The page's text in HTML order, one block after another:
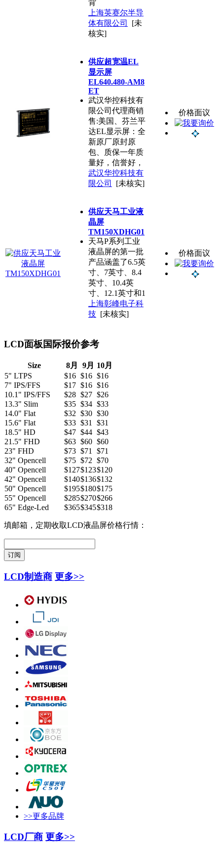
背
上海英赛尔半导
体有限公司
[未
核实]
供应超宽温EL
显示屏
EL640.480-AM8
ET
武汉华控科技有
限公司代理商销
售:美国、芬兰平
达EL显示屏：全
新原厂原封原
包、质保一年质
量好，信誉好，
武汉华控科技有
限公司
[未核实]
价格面议
供应天马工业液
晶屏
TM150XDHG01
天马P系列工业
液晶屏的第一批
产品涵盖了6.5英
寸、7英寸、8.4
英寸、10.4英
寸、12.1英寸和1
上海彰峰电子科
技 [未核实]
价格面议
LCD面板国际报价参考
Size 8月 9月 10月
5" LTPS
$16 $16 $16
7" IPS/FFS
$17 $16 $16
10.1" IPS/FFS
$28 $27 $26
13.3" Slim
$35 $34 $33
14.0" Flat
$32 $30 $30
15.6" Flat
$33 $31
$31
18.5" HD
$47 $44 $43
21.5" FHD
$63 $60 $60
23" FHD
$73 $71
$71
32" Opencell
$75 $72 $70
40" Opencell
$127$123$120
42" Opencell
$140$136$132
50" Opencell
$195$180$175
55" Opencell
$285$270$266
65" Edge-Led
$365$345$318
填邮箱，定期收取LCD液晶屏价格行情：
LCD制造商 更多>>
>>更多品牌
LCD厂商 更多>>